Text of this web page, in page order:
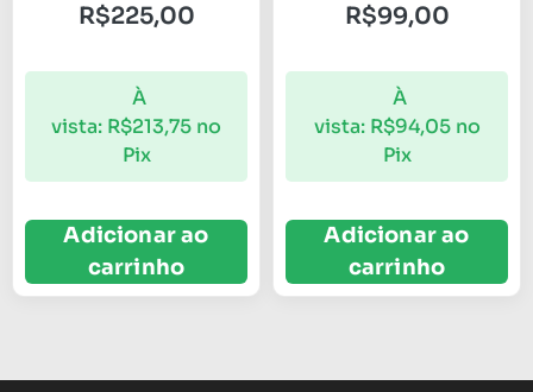
R$225,00
À
vista: R$213,75 no
Pix
Adicionar ao
carrinho
R$99,00
À
vista: R$94,05 no
Pix
Adicionar ao
carrinho